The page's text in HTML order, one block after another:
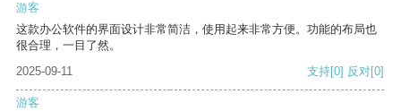
游客
这款办公软件的界面设计非常简洁，使用起来非常方便。功能的布局也
很合理，一目了然。
2025-09-11
支持[0] 反对[0]
游客